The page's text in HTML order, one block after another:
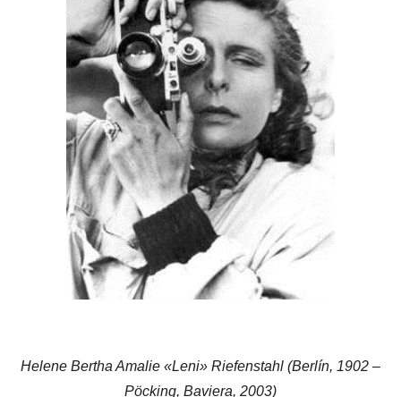
Helene Bertha Amalie «Leni» Riefenstahl (Berlín, 1902 –
Pöcking, Baviera, 2003)